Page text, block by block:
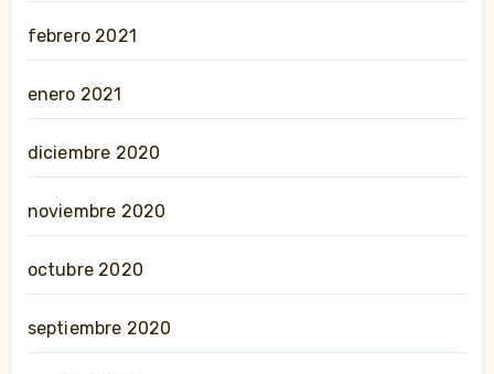
febrero 2021
enero 2021
diciembre 2020
noviembre 2020
octubre 2020
septiembre 2020